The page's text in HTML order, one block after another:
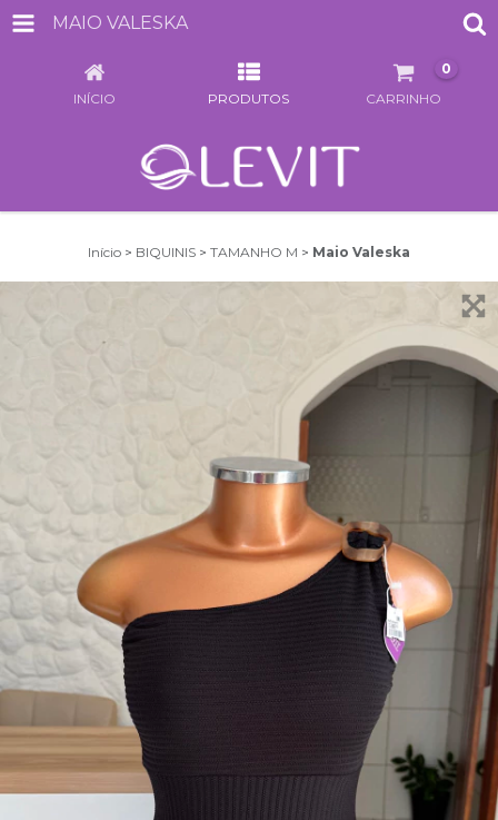
MAIO VALESKA
INÍCIO PRODUTOS CARRINHO
0
Início > BIQUINIS > TAMANHO M > Maio Valeska